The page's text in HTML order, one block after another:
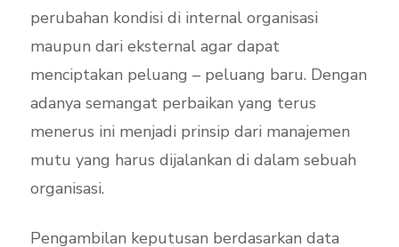
perubahan kondisi di internal organisasi
maupun dari eksternal agar dapat
menciptakan peluang – peluang baru. Dengan
adanya semangat perbaikan yang terus
menerus ini menjadi prinsip dari manajemen
mutu yang harus dijalankan di dalam sebuah
organisasi.
Pengambilan keputusan berdasarkan data